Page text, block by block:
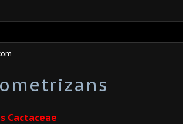
Cactaceae